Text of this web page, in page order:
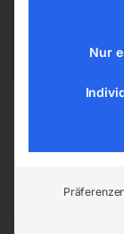
Ähnliche
Nur